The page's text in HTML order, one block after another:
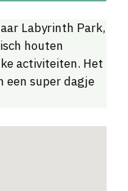
Labyrinth Park,
houten
activiteiten. Het
een super dagje